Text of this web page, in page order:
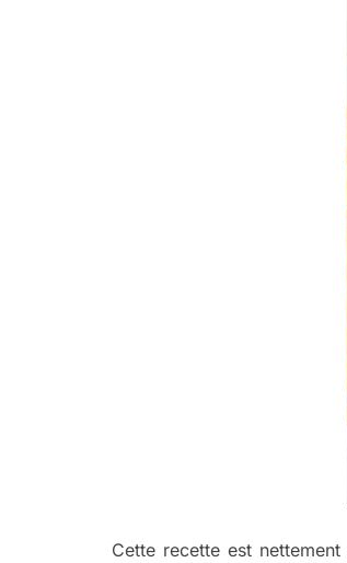
Cette recette est